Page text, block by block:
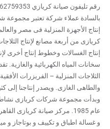
بالسادة عملاء شركة تعتبر
إنتاج الأجهزة المنزلية فى مصر
كريازى من أربعة مصانع لإنتاج
إنتاج الغسالات وخطوط إنتاج أخرى
سخانات المياه الكهربائية
الثلاجات المنزلية – الفريزرات
والطاهى الغازى. ويصدر إنتاجنا إلى
وبدأت مجموعة شركات كريازى
عام 1985. مركز صيانة كريازى
و غسالة اطباق و تكييف و بوتاجاز و